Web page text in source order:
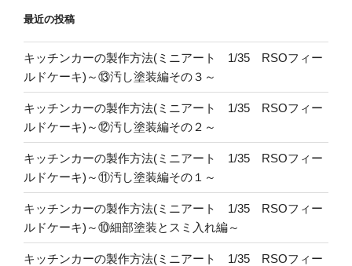
最近の投稿
キッチンカーの製作方法(ミニアート 1/35 RSOフィー
ルドケーキ)～⑬汚し塗装編その３～
キッチンカーの製作方法(ミニアート 1/35 RSOフィー
ルドケーキ)～⑫汚し塗装編その２～
キッチンカーの製作方法(ミニアート 1/35 RSOフィー
ルドケーキ)～⑪汚し塗装編その１～
キッチンカーの製作方法(ミニアート 1/35 RSOフィー
ルドケーキ)～⑩細部塗装とスミ入れ編～
キッチンカーの製作方法(ミニアート 1/35 RSOフィー